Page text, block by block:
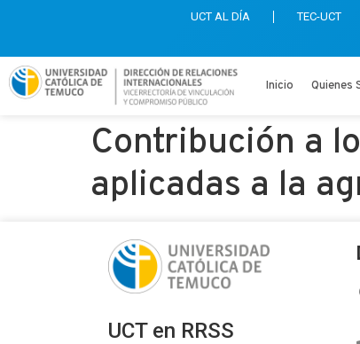
UCT AL DÍA TEC-UCT
Inicio Quienes
Contribución a
aplicadas a la
UCT en RRSS